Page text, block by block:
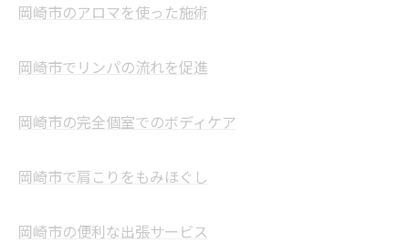
岡崎市のアロマを使った施術
岡崎市でリンパの流れを促進
岡崎市の完全個室でのボディケア
岡崎市で肩こりをもみほぐし
岡崎市の便利な出張サービス